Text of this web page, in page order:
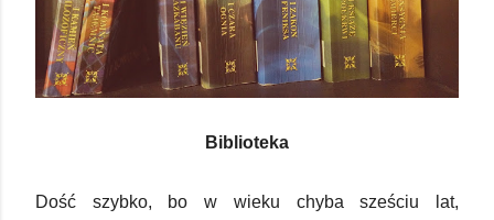
Biblioteka
Dość szybko, bo w wieku chyba sześciu lat,